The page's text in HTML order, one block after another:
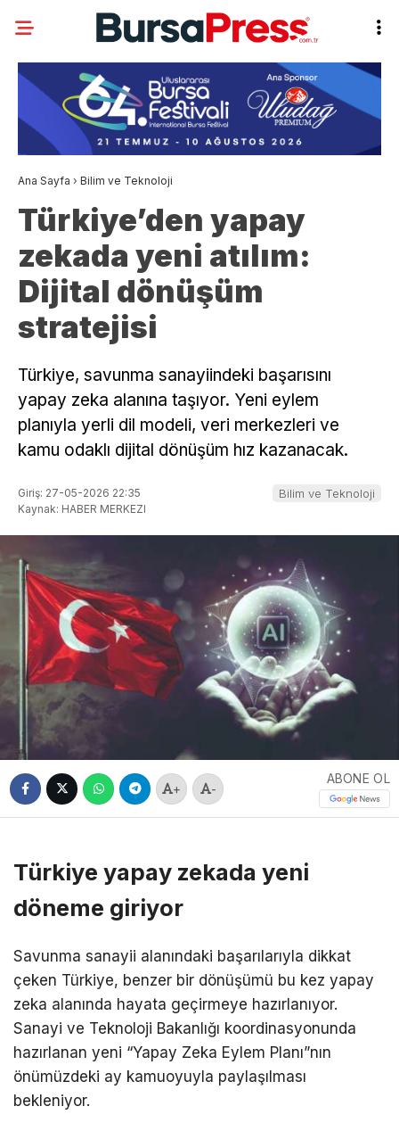
Ana Sayfa › Bilim ve Teknoloji
Türkiye’den yapay
zekada yeni atılım:
Dijital dönüşüm
stratejisi
Türkiye, savunma sanayiindeki başarısını
yapay zeka alanına taşıyor. Yeni eylem
planıyla yerli dil modeli, veri merkezleri ve
kamu odaklı dijital dönüşüm hız kazanacak.
Giriş: 27-05-2026 22:35
Kaynak: HABER MERKEZI
Bilim ve Teknoloji
+ -
ABONE OL
Türkiye yapay zekada yeni
döneme giriyor
Savunma sanayii alanındaki başarılarıyla dikkat
çeken Türkiye, benzer bir dönüşümü bu kez yapay
zeka alanında hayata geçirmeye hazırlanıyor.
Sanayi ve Teknoloji Bakanlığı koordinasyonunda
hazırlanan yeni “Yapay Zeka Eylem Planı”nın
önümüzdeki ay kamuoyuyla paylaşılması
bekleniyor.